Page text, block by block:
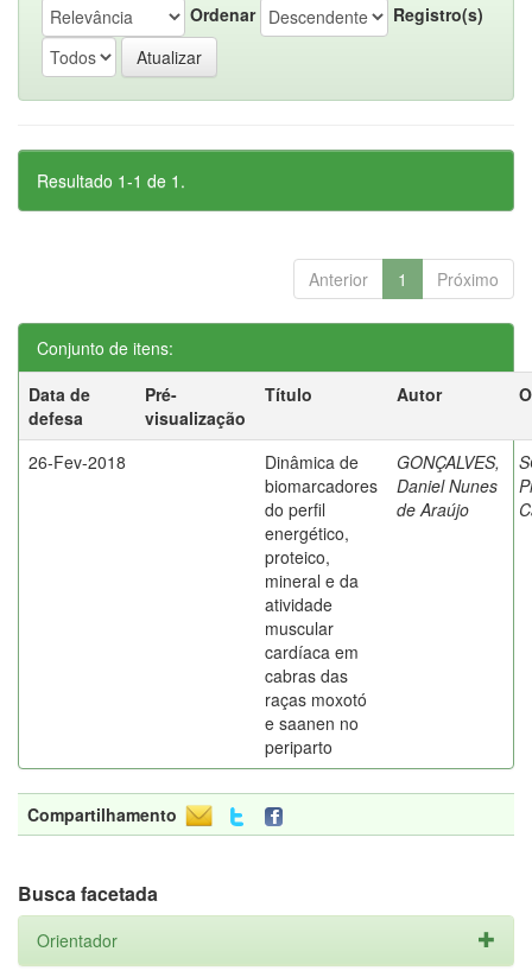
Ordenar
Registro(s)
Resultado 1-1 de 1.
Anterior 1 Próximo
Conjunto de itens:
Data de
defesa
Pré-
visualização
Título Autor
26-Fev-2018
Dinâmica de
biomarcadores
do perfil
energético,
proteico,
mineral e da
atividade
muscular
cardíaca em
cabras das
raças moxotó
e saanen no
periparto
GONÇALVES,
Daniel Nunes
de Araújo
Compartilhamento
Busca facetada
Orientador